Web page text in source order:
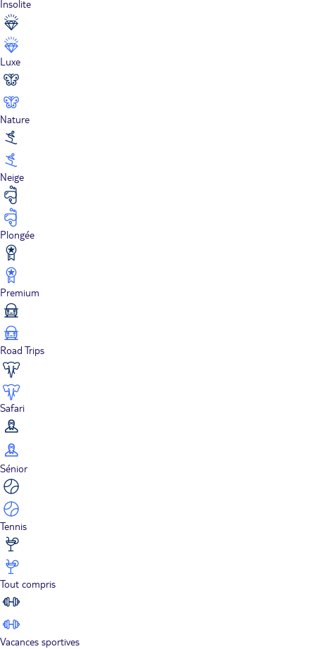
Insolite
Luxe
Nature
Neige
Plongée
Premium
Road Trips
Safari
Sénior
Tennis
Tout compris
Vacances sportives